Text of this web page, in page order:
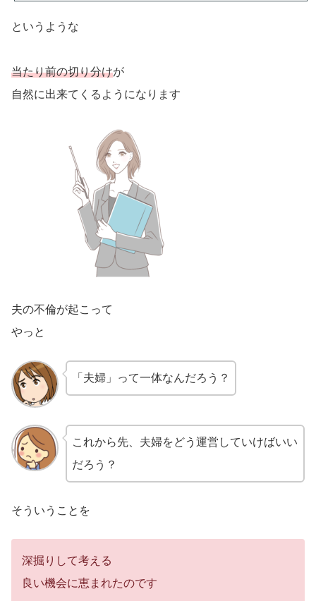
というような
当たり前の切り分けが
自然に出来てくるようになります
夫の不倫が起こって
やっと
「夫婦」って一体なんだろう？
これから先、夫婦をどう運営していけばいい
だろう？
そういうことを
深掘りして考える
良い機会に恵まれたのです